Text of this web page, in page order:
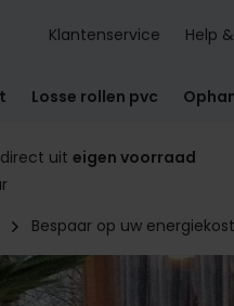
Klantenservice Help
Losse rollen pvc
uit eigen voorraad
Bespaar op uw